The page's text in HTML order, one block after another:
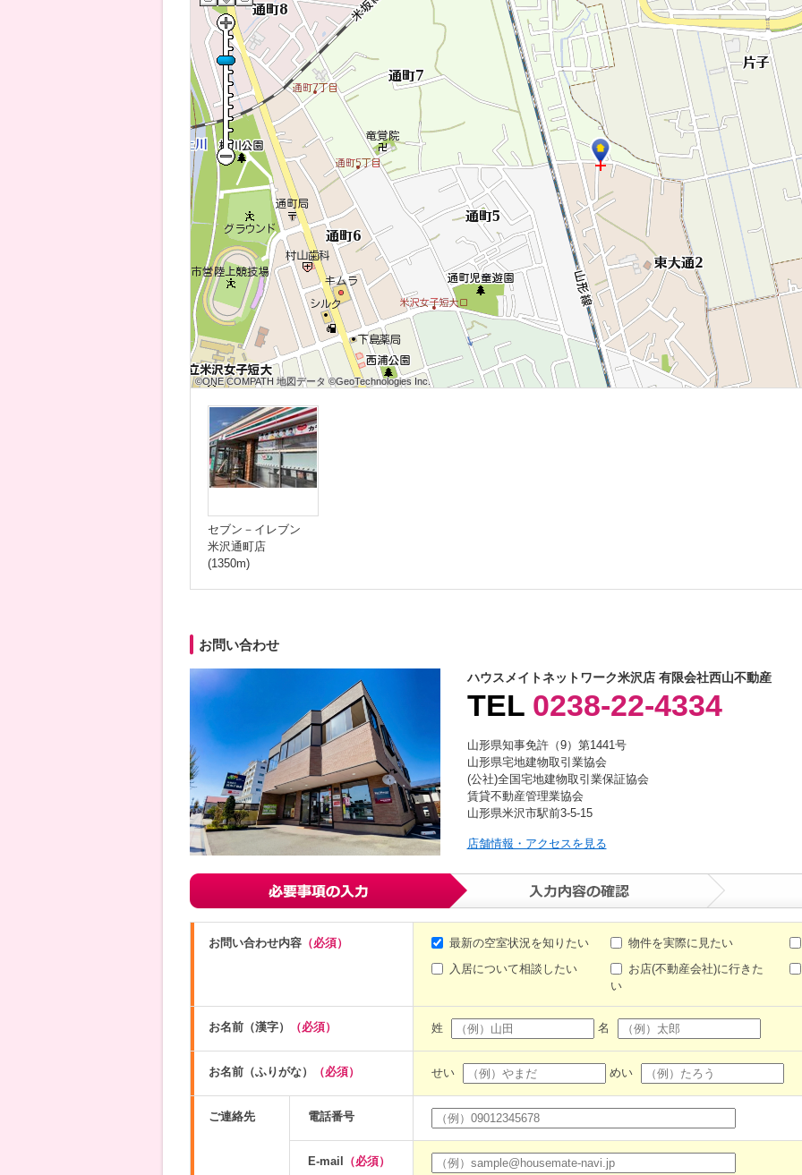
©ONE COMPATH 地図データ ©GeoTechnologies Inc.
©ONE COMPATH 地図データ ©GeoTechnologies Inc.
©ONE COMPATH 地図データ ©GeoTechnologies Inc.
©ONE COMPATH 地図データ ©GeoTechnologies Inc.
©ONE COMPATH 地図データ ©GeoTechnologies Inc.
©ONE COMPATH 地図データ ©GeoTechnologies Inc.
©ONE COMPATH 地図データ ©GeoTechnologies Inc.
©ONE COMPATH 地図データ ©GeoTechnologies Inc.
©ONE COMPATH 地図データ ©GeoTechnologies Inc.
セブン－イレブン
米沢通町店
(1350m)
お問い合わせ
ハウスメイトネットワーク米沢店 有限会社西山不動産
TEL 0238-22-4334
山形県知事免許（9）第1441号
山形県宅地建物取引業協会
(公社)全国宅地建物取引業保証協会
賃貸不動産管理業協会
山形県米沢市駅前3-5-15
店舗情報・アクセスを見る
お問い合わせ内容（必須） 最新の空室状況を知りたい
物件を実際に見たい
入居について相談したい
お店(不動産会社)に行きた
い
お名前（漢字） （必須） 姓 名
お名前（ふりがな） （必須） せい めい
ご連絡先 電話番号
E-mail （必須）